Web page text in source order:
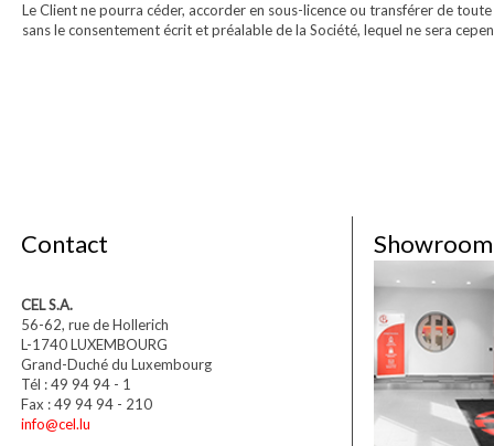
Le Client ne pourra céder, accorder en sous-licence ou transférer de
sans le consentement écrit et préalable de la Société, lequel ne sera
Contact
CEL S.A.
56-62, rue de Hollerich
L-1740 LUXEMBOURG
Grand-Duché du Luxembourg
Tél : 49 94 94 - 1
Fax : 49 94 94 - 210
info@cel.lu
Showroom